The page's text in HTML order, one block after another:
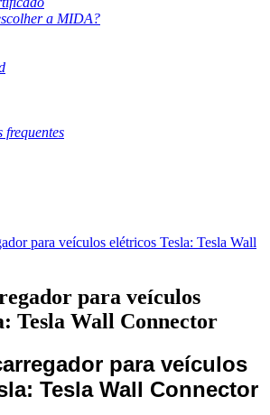
a MIDA?
frequentes
para veículos elétricos Tesla: Tesla Wall
para veículos
Tesla Wall Connector
para veículos
Tesla Wall Connector